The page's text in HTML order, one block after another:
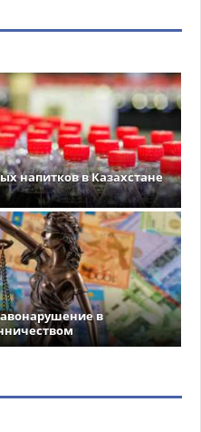
напитков в Казахстане
в